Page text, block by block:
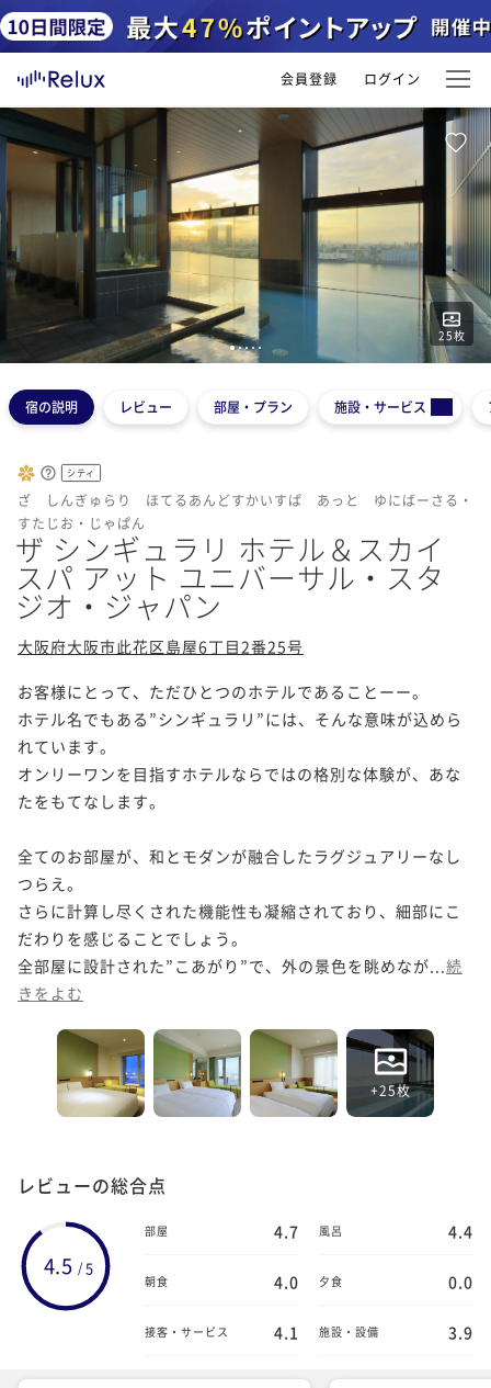
会員登録 ログイン
25枚
12345
宿の説明 レビュー 部屋・プラン 施設・サービス
シティ
ざ しんぎゅらり ほてるあんどすかいすぱ あっと ゆにばーさる・
すたじお・じゃぱん
ザ シンギュラリ ホテル＆スカイ
スパ アット ユニバーサル・スタ
ジオ・ジャパン
大阪府大阪市此花区島屋6丁目2番25号
お客様にとって、ただひとつのホテルであることーー。
ホテル名でもある”シンギュラリ”には、そんな意味が込めら
れています。
オンリーワンを目指すホテルならではの格別な体験が、あな
たをもてなします。
全てのお部屋が、和とモダンが融合したラグジュアリーなし
つらえ。
さらに計算し尽くされた機能性も凝縮されており、細部にこ
だわりを感じることでしょう。
全部屋に設計された”こあがり”で、外の景色を眺めなが... 続
きをよむ
+25枚
レビューの総合点
4.5 /5
部屋 4.7 風呂 4.4
朝食 4.0 夕食 0.0
接客・サービス 4.1 施設・設備 3.9